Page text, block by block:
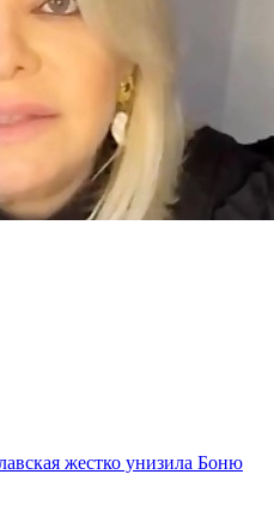
жестко унизила Боню